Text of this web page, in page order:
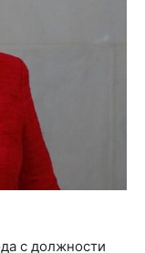
с должности